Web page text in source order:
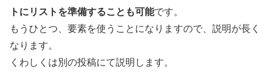
トにリストを準備することも可能です。
もうひとつ、要素を使うことになりますので、説明が長く
なります。
くわしくは別の投稿にて説明します。